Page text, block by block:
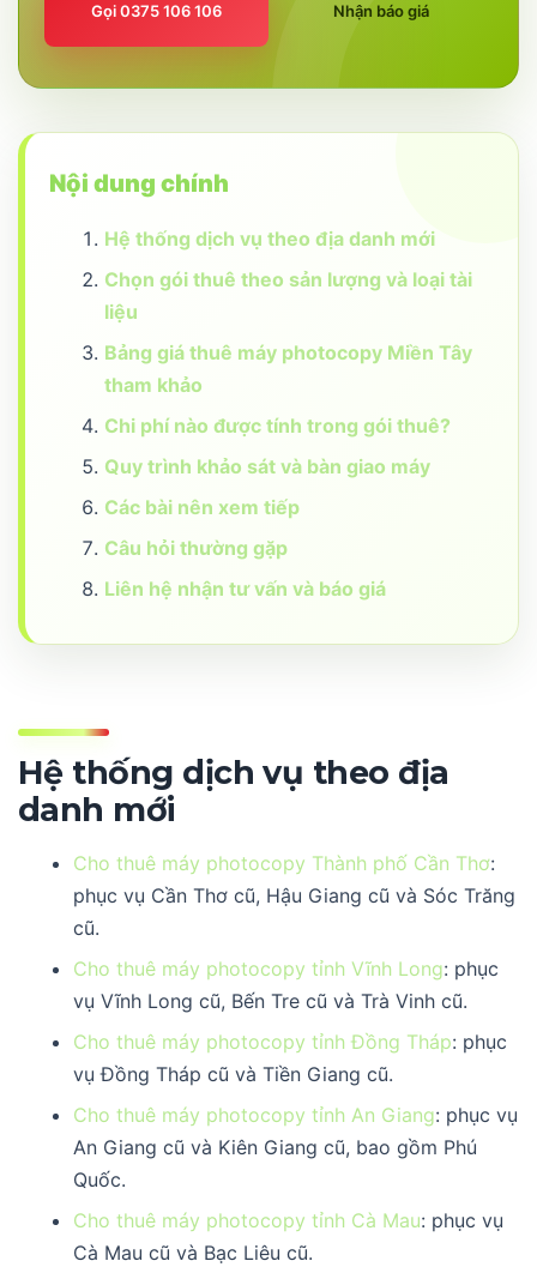
Gọi 0375 106 106 Nhận báo giá
Nội dung chính
Hệ thống dịch vụ theo địa danh mới
Chọn gói thuê theo sản lượng và loại tài
liệu
Bảng giá thuê máy photocopy Miền Tây
tham khảo
Chi phí nào được tính trong gói thuê?
Quy trình khảo sát và bàn giao máy
Các bài nên xem tiếp
Câu hỏi thường gặp
Liên hệ nhận tư vấn và báo giá
Hệ thống dịch vụ theo địa
danh mới
Cho thuê máy photocopy Thành phố Cần Thơ:
phục vụ Cần Thơ cũ, Hậu Giang cũ và Sóc Trăng
cũ.
Cho thuê máy photocopy tỉnh Vĩnh Long: phục
vụ Vĩnh Long cũ, Bến Tre cũ và Trà Vinh cũ.
Cho thuê máy photocopy tỉnh Đồng Tháp: phục
vụ Đồng Tháp cũ và Tiền Giang cũ.
Cho thuê máy photocopy tỉnh An Giang: phục vụ
An Giang cũ và Kiên Giang cũ, bao gồm Phú
Quốc.
Cho thuê máy photocopy tỉnh Cà Mau: phục vụ
Cà Mau cũ và Bạc Liêu cũ.